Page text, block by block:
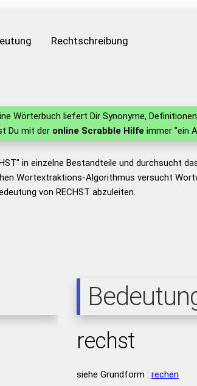
Rechtschreibung
Wörterbuch liefert Dir Synonyme,
Du mit der online Scrabble Hilfe immer "ein
in einzelne Bestandteile und durchsucht
Wortextraktions-Algorithmus versucht
von RECHST abzuleiten.
rechst
siehe Grundform : rechen